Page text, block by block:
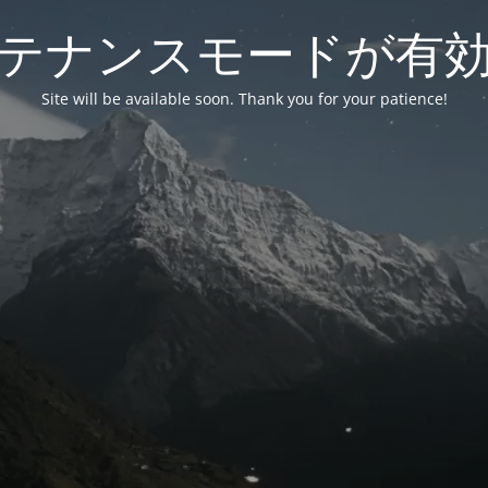
ナンスモードが有
Site will be available soon. Thank you for your patience!